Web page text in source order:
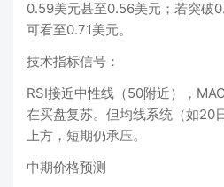
0.59美元甚至0.56美元；若突破
可看至0.71美元‌。
技术指标信号‌：
RSI接近中性线（50附近），
在买盘复苏。但均线系统（如20
上方，短期仍承压‌。
中期价格预测